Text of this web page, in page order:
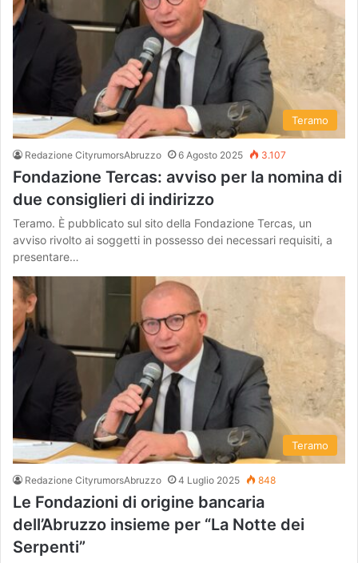
Teramo
Redazione CityrumorsAbruzzo 6 Agosto 2025 3.107
Fondazione Tercas: avviso per la nomina di
due consiglieri di indirizzo
Teramo. È pubblicato sul sito della Fondazione Tercas, un
avviso rivolto ai soggetti in possesso dei necessari requisiti, a
presentare…
Teramo
Redazione CityrumorsAbruzzo 4 Luglio 2025 848
Le Fondazioni di origine bancaria
dell’Abruzzo insieme per “La Notte dei
Serpenti”